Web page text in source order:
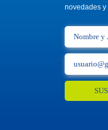
novedades